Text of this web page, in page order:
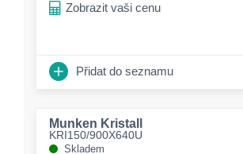
Zobrazit vaši cenu
Přidat do seznamu
Munken Kristall
KRI150/900X640U
Skladem